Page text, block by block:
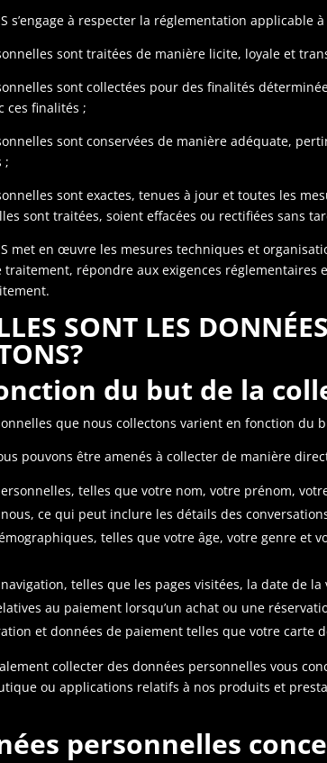
s’engage à respecter la réglementation
sont traitées de manière licite, loyale et
sont collectées pour des finalités
ces finalités ;
sont conservées de manière adéquate,
;
sont exactes, tenues à jour et toutes les
sont traitées, soient effacées ou rectifiées sans
met en œuvre les mesures techniques et
traitement, répondre aux exigences
SONT LES
du but de la
que nous collectons varient en fonction du
pouvons être amenés à collecter de manière
telles que votre nom, votre prénom,
nous, ce qui peut inclure les détails des
telles que votre âge, votre genre et
telles que les pages visitées, la date de
au paiement lorsqu’un achat ou une
et données de paiement telles que votre carte
collecter des données personnelles vous
ou applications relatifs à nos produits et
personnelles